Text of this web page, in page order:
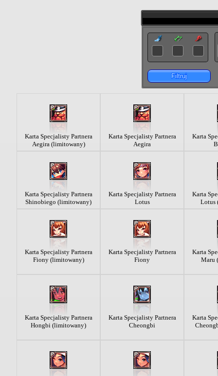
Filtruj
Karta Specjalisty Partnera
Aegira (limitowany)
Karta Specjalisty Partnera
Aegira
Karta
Karta Specjalisty Partnera
Shinobiego (limitowany)
Karta Specjalisty Partnera
Lotus
Karta
Lotus
Karta Specjalisty Partnera
Fiony (limitowany)
Karta Specjalisty Partnera
Fiony
Karta
Maru
Karta Specjalisty Partnera
Hongbi (limitowany)
Karta Specjalisty Partnera
Cheongbi
Karta